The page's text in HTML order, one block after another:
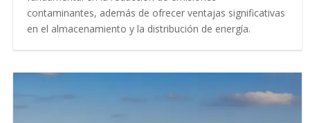
contaminantes, además de ofrecer ventajas significativas
en el almacenamiento y la distribución de energía.